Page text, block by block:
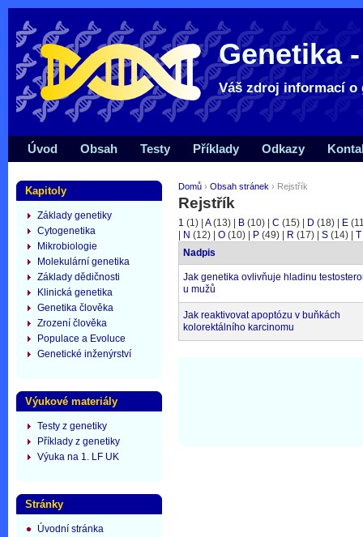
Genetika
Váš zdroj informací o
Domů › Obsah stránek › Rejstřík
Rejstřík
1 (1) A(13) B (10) C (15) D (18) E
N (12) O (10) P (49) R (17) S (14) T
Nadpis
Jak genetika ovlivňuje hladinu
u mužů
Jak reaktivovat apoptózu v buňkách
kolorektálního karcinomu
Úvod Obsah Testy Příklady Odkazy
Kapitoly
Základy genetiky
Cytogenetika
Mikrobiologie
Molekulární genetika
Základy dědičnosti
Klinická genetika
Genetika člověka
Zrození člověka
Populace a Evoluce
Genetické inženýrství
Výukové materiály
Testy z genetiky
Příklady z genetiky
Výuka na 1. LF UK
Stránky
Úvodní stránka